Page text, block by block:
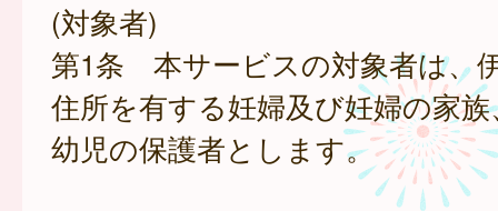
(対象者)
第1条 本サービスの対象者は、
住所を有する妊婦及び妊婦の家
幼児の保護者とします。